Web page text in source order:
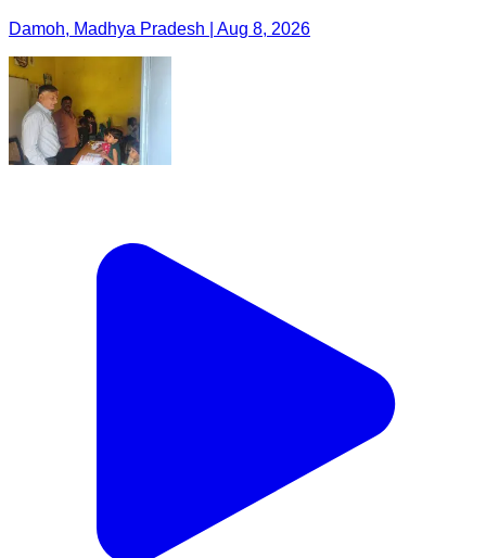
Damoh, Madhya Pradesh | Aug 8, 2026